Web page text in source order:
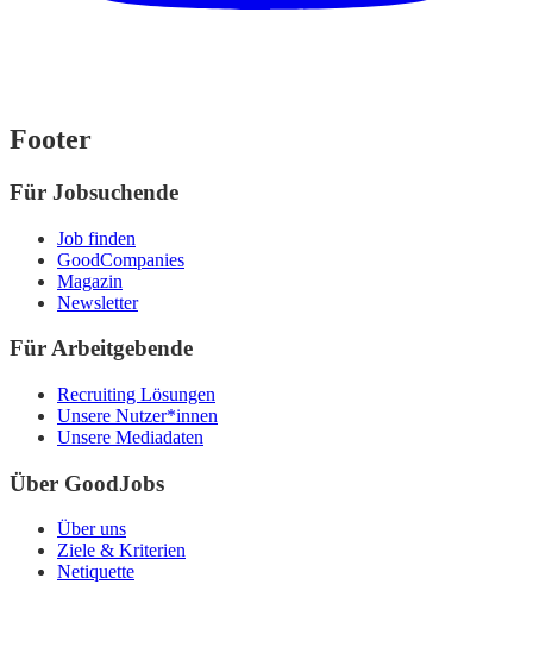
Footer
Für Jobsuchende
Job finden
GoodCompanies
Magazin
Newsletter
Für Arbeitgebende
Recruiting Lösungen
Unsere Nutzer*innen
Unsere Mediadaten
Über GoodJobs
Über uns
Ziele & Kriterien
Netiquette